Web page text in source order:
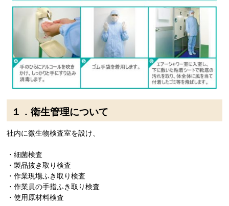
１．衛生管理について
社内に微生物検査室を設け、
・細菌検査
・製品抜き取り検査
・作業現場ふき取り検査
・作業員の手指ふき取り検査
・使用原材料検査